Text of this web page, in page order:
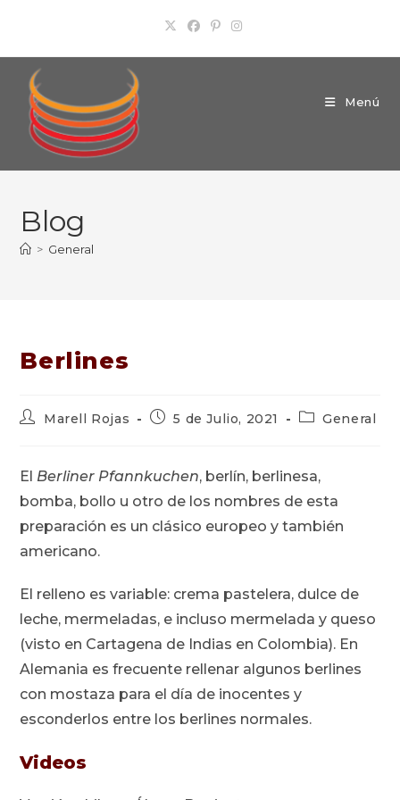
contenido
Menú
Blog
> General
Berlines
Autor
entrada:
Marell Rojas
Publicación
entrada:
5 de Julio, 2021
Categoría
General
El Berliner Pfannkuchen, berlín, berlinesa,
bomba, bollo u otro de los nombres de esta
preparación es un clásico europeo y también
americano.
El relleno es variable: crema pastelera, dulce de
leche, mermeladas, e incluso mermelada y queso
(visto en Cartagena de Indias en Colombia). En
Alemania es frecuente rellenar algunos berlines
con mostaza para el día de inocentes y
esconderlos entre los berlines normales.
Videos